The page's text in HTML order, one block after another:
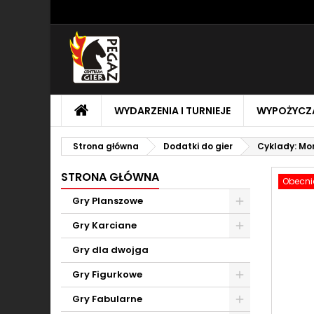
STRONA
GŁÓWNA
WYDARZENIA I TURNIEJE
Strona główna Dodatki do gier Cyklady:
STRONA GŁÓWNA
Gry Planszowe
Gry Karciane
Gry dla dwojga
Gry Figurkowe
Gry Fabularne